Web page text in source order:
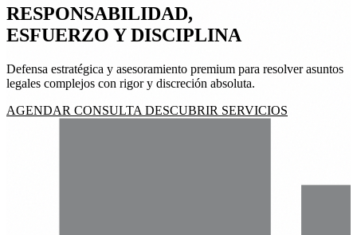
RESPONSABILIDAD,
ESFUERZO YDISCIPLINA
Defensa estratégica y asesoramiento premium para resolver asuntos
legales complejos con rigor y discreción absoluta.
AGENDAR CONSULTA DESCUBRIR SERVICIOS